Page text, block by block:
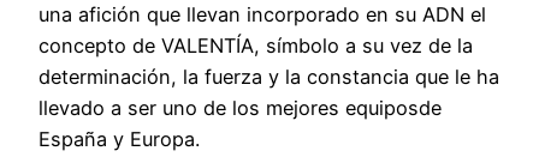
una afición que llevan incorporado en su ADN el
concepto de VALENTÍA, símbolo a su vez de la
determinación, la fuerza y la constancia que le ha
llevado a ser uno de los mejores equiposde
España y Europa.